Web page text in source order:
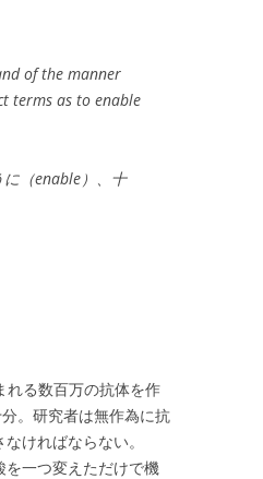
of the manner
terms as to enable
に（enable）、十
れる数百万の抗体を作
。研究者は無作為に抗
ければならない。
一つ変えただけで機